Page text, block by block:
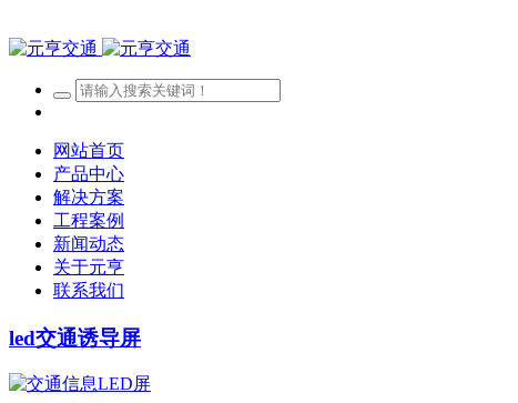
网站首页
产品中心
解决方案
工程案例
新闻动态
关于元亨
联系我们
led交通诱导屏